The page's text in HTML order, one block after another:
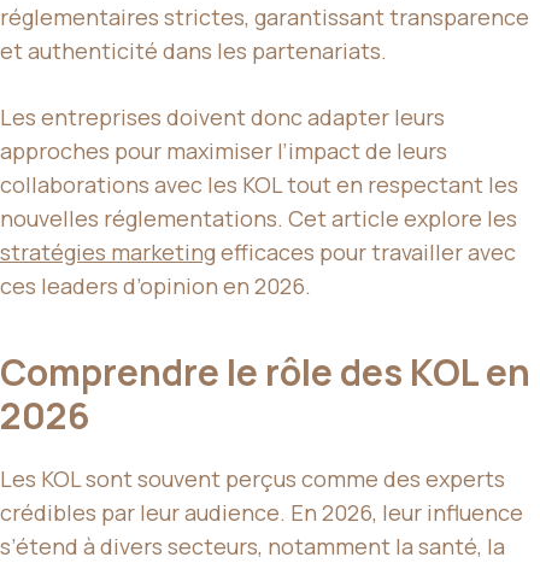
réglementaires strictes, garantissant transparence
et authenticité dans les partenariats.
Les entreprises doivent donc adapter leurs
approches pour maximiser l’impact de leurs
collaborations avec les KOL tout en respectant les
nouvelles réglementations. Cet article explore les
stratégies marketingefficaces pour travailler avec
ces leaders d’opinion en 2026.
Comprendre le rôle des KOL en
2026
Les KOL sont souvent perçus comme des experts
crédibles par leur audience. En 2026, leur influence
s’étend à divers secteurs, notamment la santé, la